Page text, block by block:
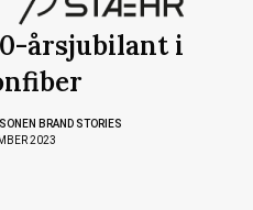
årsjubilant i
BRAND STORIES
2023